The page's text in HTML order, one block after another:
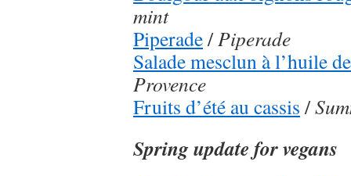
mint
Piperade/Piperade
Salade mesclun à l’huile
Provence
Fruits d’été au cassis /
Spring update for vegans